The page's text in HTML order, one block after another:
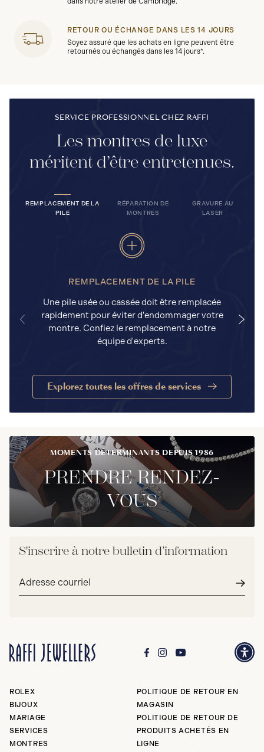
RETOUR OU ÉCHANGE DANS LES 14 JOURS
Soyez assuré que les achats en ligne peuvent être
retournés ou échangés dans les 14 jours*.
SERVICE PROFESSIONNEL CHEZ RAFFI
Les montres de luxe
méritent d’être entretenues.
REMPLACEMENT DE LA
PILE
RÉPARATION DE
MONTRES
GRAVURE AU
LASER
REMPLACEMENT DE LA PILE
Une pile usée ou cassée doit être remplacée
rapidement pour éviter d'endommager votre
montre. Confiez le remplacement à notre
équipe d'experts.
Explorez toutes les offres de services
MOMENTS DÉTERMINANTS DEPUIS 1986
PRENDRE RENDEZ-
VOUS
S'inscrire à notre bulletin d’information
Adresse
ROLEX
BIJOUX
MARIAGE
SERVICES
MONTRES
POLITIQUE DE RETOUR EN
MAGASIN
POLITIQUE DE RETOUR DE
PRODUITS ACHETÉS EN
LIGNE